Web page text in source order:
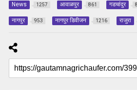
News 1257 आवाळपुर 861 गडचांदुर
नागपुर 953 नागपुर डिवीजन 1216 राजुरा